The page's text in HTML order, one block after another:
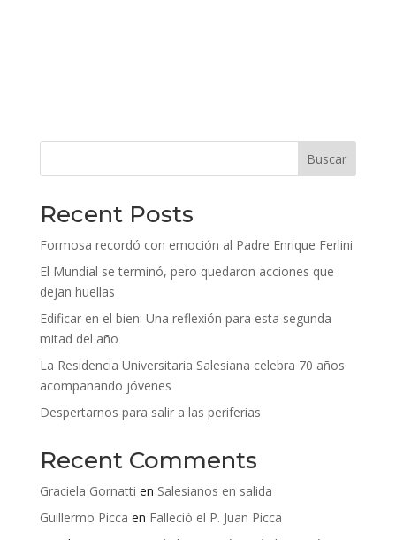
Buscar
Recent Posts
Formosa recordó con emoción al Padre Enrique Ferlini
El Mundial se terminó, pero quedaron acciones que
dejan huellas
Edificar en el bien: Una reflexión para esta segunda
mitad del año
La Residencia Universitaria Salesiana celebra 70 años
acompañando jóvenes
Despertarnos para salir a las periferias
Recent Comments
Graciela Gornatti en Salesianos en salida
Guillermo Picca en Falleció el P. Juan Picca